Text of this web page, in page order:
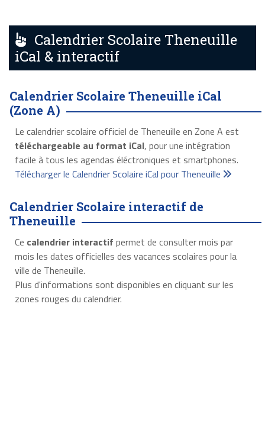
Calendrier Scolaire Theneuille
iCal & interactif
Calendrier Scolaire Theneuille iCal
(Zone A)
Le calendrier scolaire officiel de Theneuille en Zone A est
téléchargeable au format iCal, pour une intégration
facile à tous les agendas éléctroniques et smartphones.
Télécharger le Calendrier Scolaire iCal pour Theneuille
Calendrier Scolaire interactif de
Theneuille
Ce calendrier interactif permet de consulter mois par
mois les dates officielles des vacances scolaires pour la
ville de Theneuille.
Plus d'informations sont disponibles en cliquant sur les
zones rouges du calendrier.